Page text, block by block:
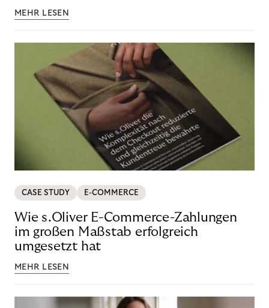
MEHR LESEN
CASE STUDY E-COMMERCE
Wie s.Oliver E-Commerce-Zahlungen
im großen Maßstab erfolgreich
umgesetzt hat
MEHR LESEN